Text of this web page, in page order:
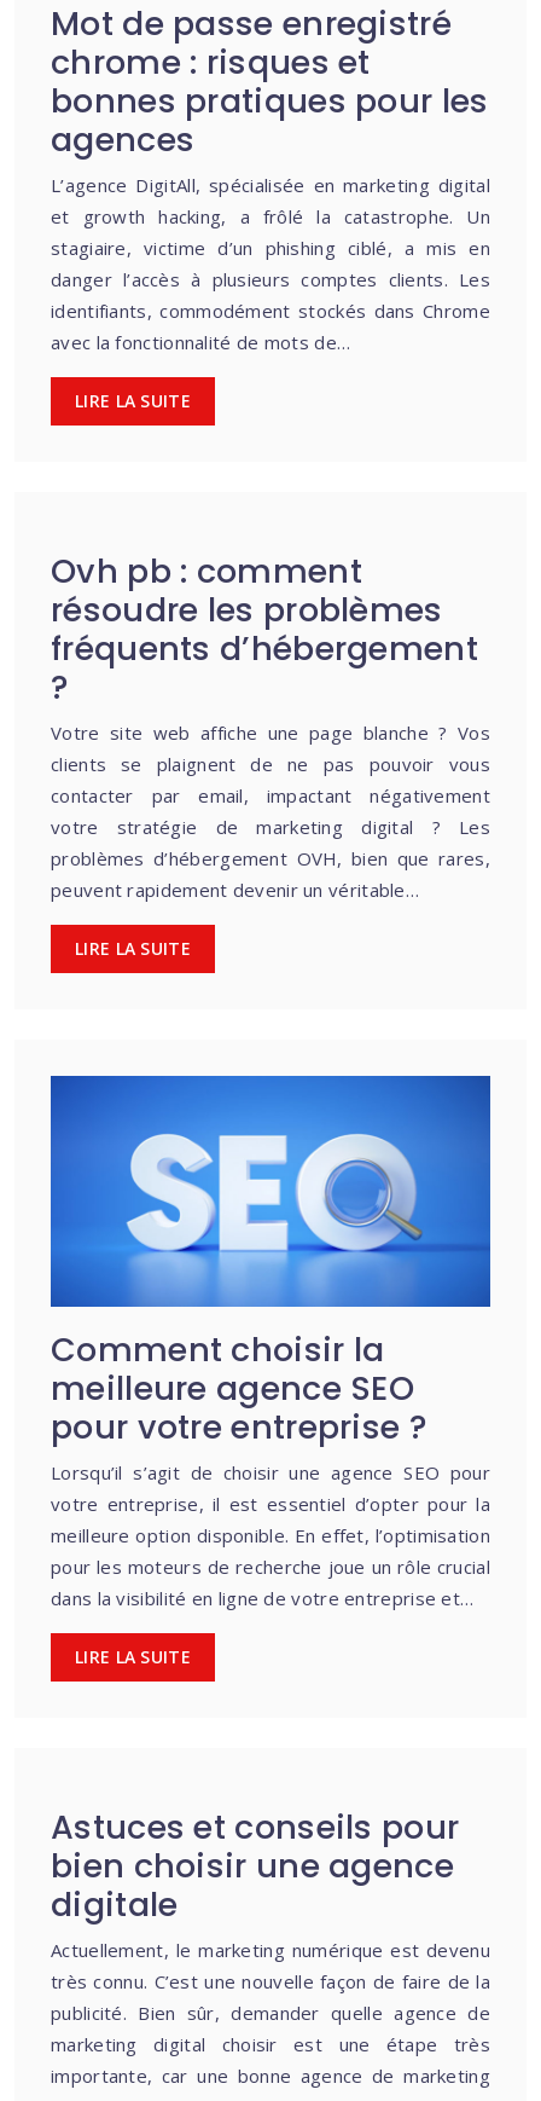
Mot de passe enregistré
chrome : risques et
bonnes pratiques pour les
agences
L’agence DigitAll, spécialisée en marketing digital
et growth hacking, a frôlé la catastrophe. Un
stagiaire, victime d’un phishing ciblé, a mis en
danger l’accès à plusieurs comptes clients. Les
identifiants, commodément stockés dans Chrome
avec la fonctionnalité de mots de…
LIRE LA SUITE
Ovh pb : comment
résoudre les problèmes
fréquents d’hébergement
?
Votre site web affiche une page blanche ? Vos
clients se plaignent de ne pas pouvoir vous
contacter par email, impactant négativement
votre stratégie de marketing digital ? Les
problèmes d’hébergement OVH, bien que rares,
peuvent rapidement devenir un véritable…
LIRE LA SUITE
Comment choisir la
meilleure agence SEO
pour votre entreprise ?
Lorsqu’il s’agit de choisir une agence SEO pour
votre entreprise, il est essentiel d’opter pour la
meilleure option disponible. En effet, l’optimisation
pour les moteurs de recherche joue un rôle crucial
dans la visibilité en ligne de votre entreprise et…
LIRE LA SUITE
Astuces et conseils pour
bien choisir une agence
digitale
Actuellement, le marketing numérique est devenu
très connu. C’est une nouvelle façon de faire de la
publicité. Bien sûr, demander quelle agence de
marketing digital choisir est une étape très
importante, car une bonne agence de marketing